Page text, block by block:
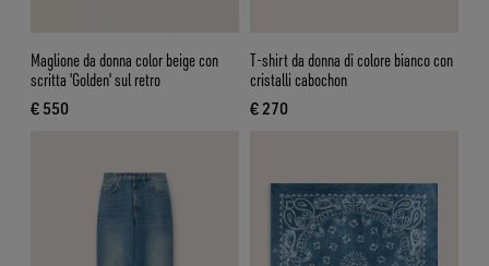
Maglione da donna color beige con
scritta 'Golden' sul retro
€ 550
prezzo attuale € 550
T-shirt da donna di colore bianco con
cristalli cabochon
€ 270
prezzo attuale € 270